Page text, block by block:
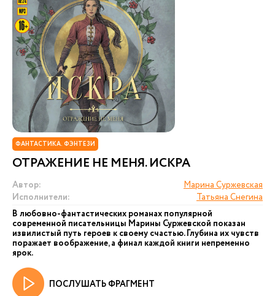
ФАНТАСТИКА. ФЭНТЕЗИ
ОТРАЖЕНИЕ НЕ МЕНЯ. ИСКРА
Автор:
Марина Суржевская
Исполнители:
Татьяна Снегина
В любовно-фантастических романах популярной
современной писательницы Марины Суржевской показан
извилистый путь героев к своему счастью. Глубина их чувств
поражает воображение, а финал каждой книги непременно
ярок.
ПОСЛУШАТЬ ФРАГМЕНТ